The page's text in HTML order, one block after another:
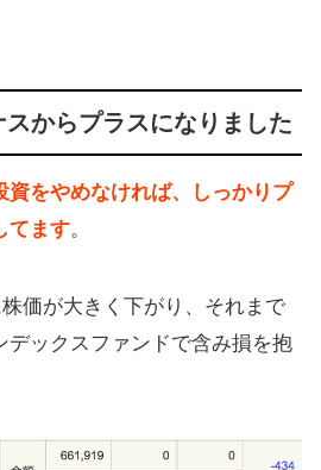
スからプラスになりました
資をやめなければ、しっかりプ
てます。
価が大きく下がり、それまで
デックスファンドで含み損を抱